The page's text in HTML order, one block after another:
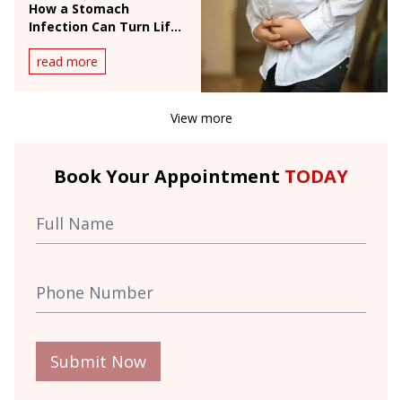
How a Stomach
Infection Can Turn Life-
Threatening
read more
View more
Book Your Appointment TODAY
Submit Now